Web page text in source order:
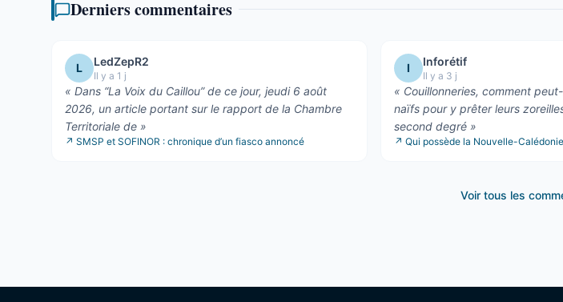
Derniers commentaires
L LedZepR2
Il y a 1 j
« Dans “La Voix du Caillou” de ce jour, jeudi 6 août
2026, un article portant sur le rapport de la Chambre
Territoriale de »
↗ SMSP et SOFINOR : chronique d’un fiasco annoncé
I Inforétif
Il y a 3 j
« Couillonneries, comment
naïfs pour y prêter leurs
second degré »
↗ Qui possède la Nouvelle-
Voir tous les